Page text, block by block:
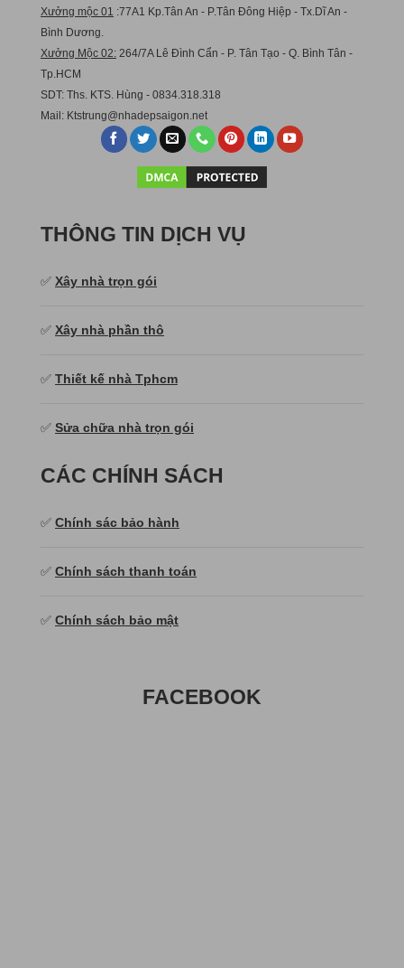
Xưởng mộc 01
:77A1 Kp.Tân An - P.Tân Đông Hiệp - Tx.Dĩ An -
Bình Dương.
Xưởng Mộc 02: 264/7A Lê Đình Cẩn - P. Tân Tạo - Q. Bình Tân -
Tp.HCM
SDT: Ths. KTS. Hùng - 0834.318.318
Mail: Ktstrung@nhadepsaigon.net
THÔNG TIN DỊCH VỤ
✅ Xây nhà trọn gói
✅ Xây nhà phần thô
✅ Thiết kế nhà Tphcm
✅ Sửa chữa nhà trọn gói
CÁC CHÍNH SÁCH
✅ Chính sác bảo hành
✅ Chính sách thanh toán
✅ Chính sách bảo mật
FACEBOOK